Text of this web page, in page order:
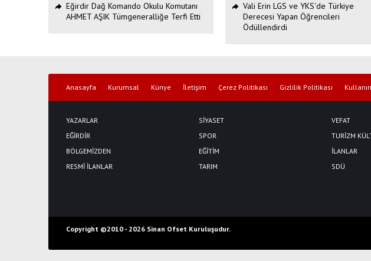
Eğirdir Dağ Komando Okulu Komutanı
AHMET AŞIK Tümgeneralliğe Terfi Etti
Vali Erin LGS ve YKS'de Türkiye
Derecesi Yapan Öğrencileri
Ödüllendirdi
Anasayfa Kurumsal Künye İletişim Çerez Politikası Gizlilik Politikası
YAZARLAR
EĞİRDİR
BÖLGEMİZDEN
RESMİ İLANLAR
SİYASET
SPOR
EĞİTİM
TARIM
VEFAT
TURİZM
İLANLAR
SDÜ
Copyright ©2010 - 2026 Sinan Ofset Kuruluşudur.